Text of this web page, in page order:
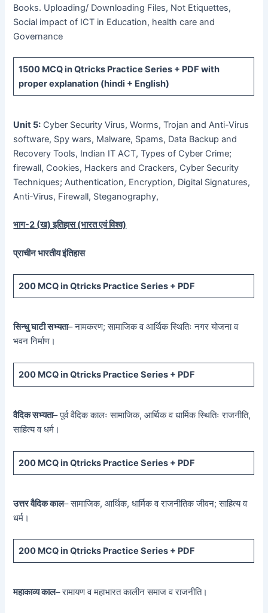
Books. Uploading/ Downloading Files, Not Etiquettes,
Social impact of ICT in Education, health care and
Governance
1500 MCQin Qtricks Practice Series + PDF with
proper explanation (hindi + English)
Unit 5: Cyber Security Virus, Worms, Trojan and Anti-Virus
software, Spy wars, Malware, Spams, Data Backup and
Recovery Tools, Indian IT ACT, Types of Cyber Crime;
firewall, Cookies, Hackers and Crackers, Cyber Security
Techniques; Authentication, Encryption, Digital Signatures,
Anti-Virus, Firewall, Steganography,
भाग-2 (ख) इतिहास (भारत एवं विश्व)
प्राचीन भारतीय इंतिहास
200 MCQin Qtricks Practice Series + PDF
सिन्धु घाटी सभ्यता– नामकरण; सामाजिक व आर्थिक स्थितिः नगर योजना व
भवन निर्माण।
200 MCQin Qtricks Practice Series + PDF
वैदिक सभ्यता– पूर्व वैदिक कालः सामाजिक, आर्थिक व धार्मिक स्थितिः राजनीति,
साहित्य व धर्म।
200 MCQin Qtricks Practice Series + PDF
उत्तर वैदिक काल– सामाजिक, आर्थिक, धार्मिक व राजनीतिक जीवन; साहित्य व
धर्म।
200 MCQin Qtricks Practice Series + PDF
महाकाव्य काल– रामायण व महाभारत कालीन समाज व राजनीति।